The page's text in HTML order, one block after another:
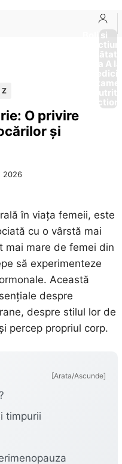
Boli si
Afectiuni
Sănătate
de la A
Z
O privire
și
2026
în viața femeii, este
cu o vârstă mai
mai mare de femei din
să experimenteze
Această
despre
despre stilul lor de
percep propriul corp.
[Arata/Ascunde]
timpurii